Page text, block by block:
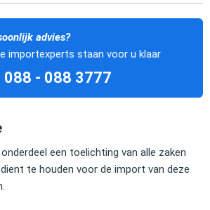
advies?
importexperts staan voor u klaar
088 - 088 3777
een toelichting van alle zaken
te houden voor de import van deze